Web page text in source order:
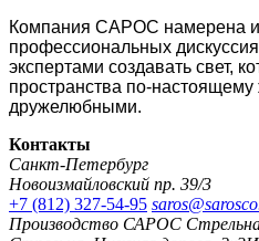
Компания САРОС намерена и
профессиональных
экспертами создавать свет,
пространства
дружелюбными.
Контакты
Санкт-Петербург
Новоизмайловский пр. 39/3
+7 (812) 327-54-95
Производство САРОС